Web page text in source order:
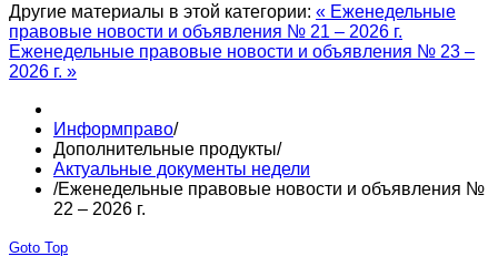
Другие материалы в этой категории: « Еженедельные
правовые новости и объявления № 21 – 2026 г.
Еженедельные правовые новости и объявления № 23 –
2026 г. »
Информправо/
Дополнительные продукты/
Актуальные документы недели
/Еженедельные правовые новости и объявления №
22 – 2026 г.
Goto Top